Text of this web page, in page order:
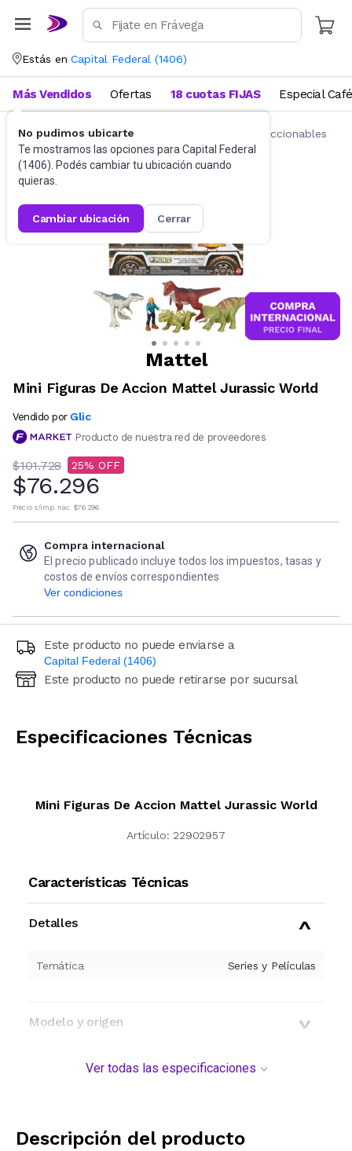
Estás en Capital Federal (1406)
No pudimos ubicarte
Te mostramos las opciones para Capital Federal
(1406). Podés cambiar tu ubicación cuando
quieras.
cambiar ubicación cerrar
Más Vendidos Ofertas 18 cuotas FIJAS Especial Café
Juguetes y Juegos Figuras de acción y coleccionables
Mattel
Mini Figuras De Accion Mattel Jurassic World
Vendido por Glic
Producto de nuestra red de proveedores
$101.728 25
$76.296
Precio s/imp. nac. $76.296
Compra internacional
El precio publicado incluye todos los impuestos, tasas y
costos de envíos correspondientes
Ver condiciones
Este producto no puede enviarse a
Capital Federal (1406)
Ingresá código postal (sólo números)
Este producto no puede retirarse por sucursal
Especificaciones Técnicas
Mini Figuras De Accion Mattel Jurassic World
Artículo: 22902957
Características Técnicas
Detalles
Temática Series y Películas
Modelo y origen
Ver todas las especificaciones
Descripción del producto